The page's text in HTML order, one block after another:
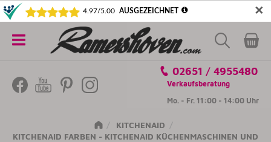
✕
5€ SICHERN! NEWSLETTER ABONNIEREN
Kategorien
02651 / 4955480
Verkaufsberatung
Mo. - Fr. 11:00 - 14:00 Uhr
KITCHENAID
KITCHENAID FARBEN - KITCHENAID KÜCHENMASCHINEN UND